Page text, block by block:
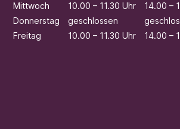
Mittwoch 10.00 – 11.30 Uhr
14.00 –
Donnerstag geschlossen
Freitag 10.00 – 11.30 Uhr 14.00 –